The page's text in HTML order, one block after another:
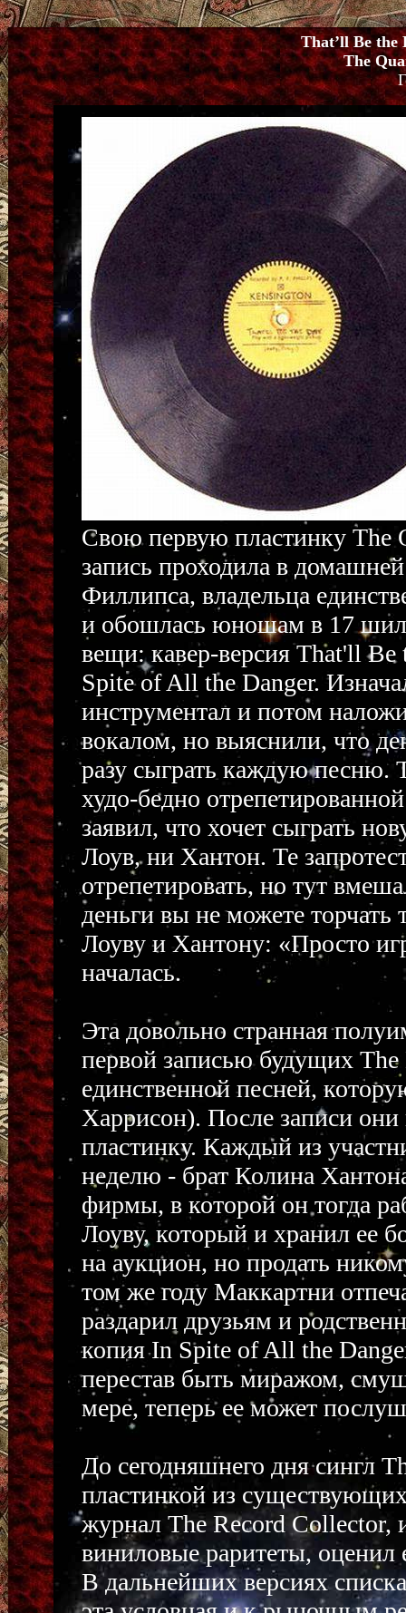
That’ll Be the
The
Свою первую пластинку The
запись проходила в
Филлипса, владельца
и обошлась юношам в 17
вещи: кавер-версия That'll
Spite of All the Danger.
инструментал и потом
вокалом, но выяснили, что
разу сыграть каждую песню.
худо-бедно
заявил, что хочет сыграть
Лоув, ни Хантон. Те
отрепетировать, но тут
деньги вы не можете
Лоуву и Хантону: «Просто
началась.
Эта довольно странная
первой записью будущих The
единственной песней,
Харрисон). После записи
пластинку. Каждый из
неделю - брат Колина
фирмы, в которой он тогда
Лоуву, который и хранил ее
на аукцион, но продать
том же году Маккартни
раздарил друзьям и
копия In Spite of All the
перестав быть миражом,
мере, теперь ее может
До сегодняшнего дня сингл
пластинкой из
журнал The Record Collector,
виниловые раритеты,
В дальнейших версиях